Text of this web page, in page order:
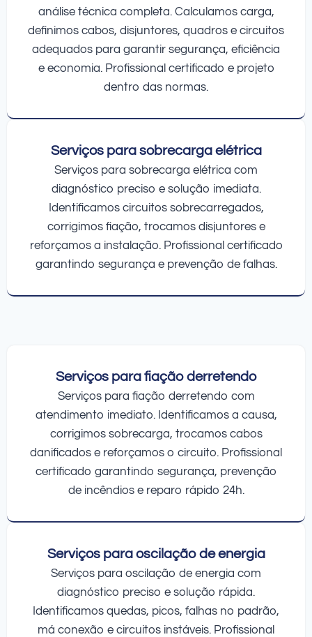
análise técnica completa. Calculamos carga,
definimos cabos, disjuntores, quadros e circuitos
adequados para garantir segurança, eficiência
e economia. Profissional certificado e projeto
dentro das normas.
Serviços para sobrecarga elétrica
Serviços para sobrecarga elétrica com
diagnóstico preciso e solução imediata.
Identificamos circuitos sobrecarregados,
corrigimos fiação, trocamos disjuntores e
reforçamos a instalação. Profissional certificado
garantindo segurança e prevenção de falhas.
Serviços para fiação derretendo
Serviços para fiação derretendo com
atendimento imediato. Identificamos a causa,
corrigimos sobrecarga, trocamos cabos
danificados e reforçamos o circuito. Profissional
certificado garantindo segurança, prevenção
de incêndios e reparo rápido 24h.
Serviços para oscilação de energia
Serviços para oscilação de energia com
diagnóstico preciso e solução rápida.
Identificamos quedas, picos, falhas no padrão,
má conexão e circuitos instáveis. Profissional